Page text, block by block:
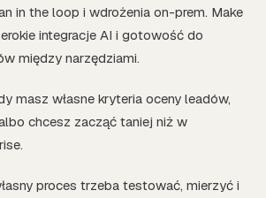
in the loop i wdrożenia on-prem. Make
integracje AI i gotowość do
między narzędziami.
masz własne kryteria oceny leadów,
chcesz zacząć taniej niż w
proces trzeba testować, mierzyć i